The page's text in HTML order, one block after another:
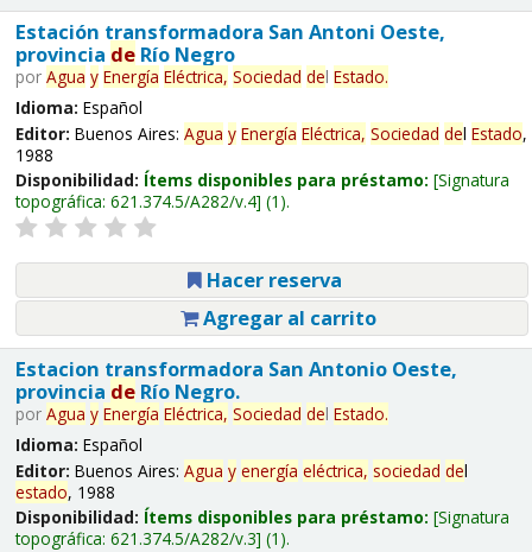
Estación transformadora San Antoni Oeste,
provincia deRío Negro
por Agua y Energía Eléctrica, Sociedad del Estado.
Idioma: Español
Editor: Buenos Aires: Agua y Energía Eléctrica, Sociedad del Estado,
1988
Disponibilidad: Ítems disponibles para préstamo: Signatura
topográfica: 621.374.5/A282/v.4 (1).
Hacer reserva
Agregar al carrito
Estacion transformadora San Antonio Oeste,
provincia deRío Negro.
por Agua y Energía Eléctrica, Sociedad del Estado.
Idioma: Español
Editor: Buenos Aires: Agua y energía eléctrica, sociedad del
estado, 1988
Disponibilidad: Ítems disponibles para préstamo: Signatura
topográfica: 621.374.5/A282/v.3 (1).